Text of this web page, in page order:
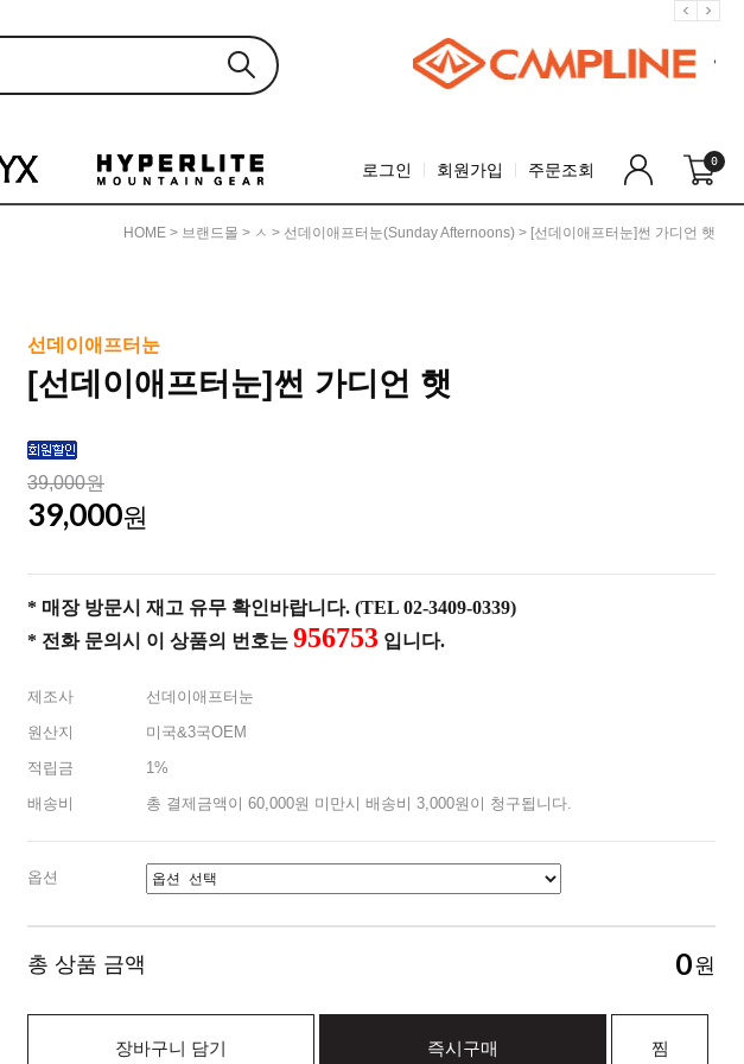
로그인 회원가입 주문조회 0
HOME > 브랜드몰 > ㅅ > 선데이애프터눈(Sunday Afternoons) > [선데이애프터눈]썬 가디언 햇
선데이애프터눈
[선데이애프터눈]썬 가디언 햇
39,000원
39,000원
* 매장 방문시 재고 유무 확인바랍니다. (TEL 02-3409-0339)
* 전화 문의시 이 상품의 번호는 956753 입니다.
제조사
선데이애프터눈
원산지
미국&3국OEM
적립금
1%
배송비
총 결제금액이 60,000원 미만시 배송비 3,000원이 청구됩니다.
옵션
총 상품 금액 0원
장바구니 담기 즉시구매 찜